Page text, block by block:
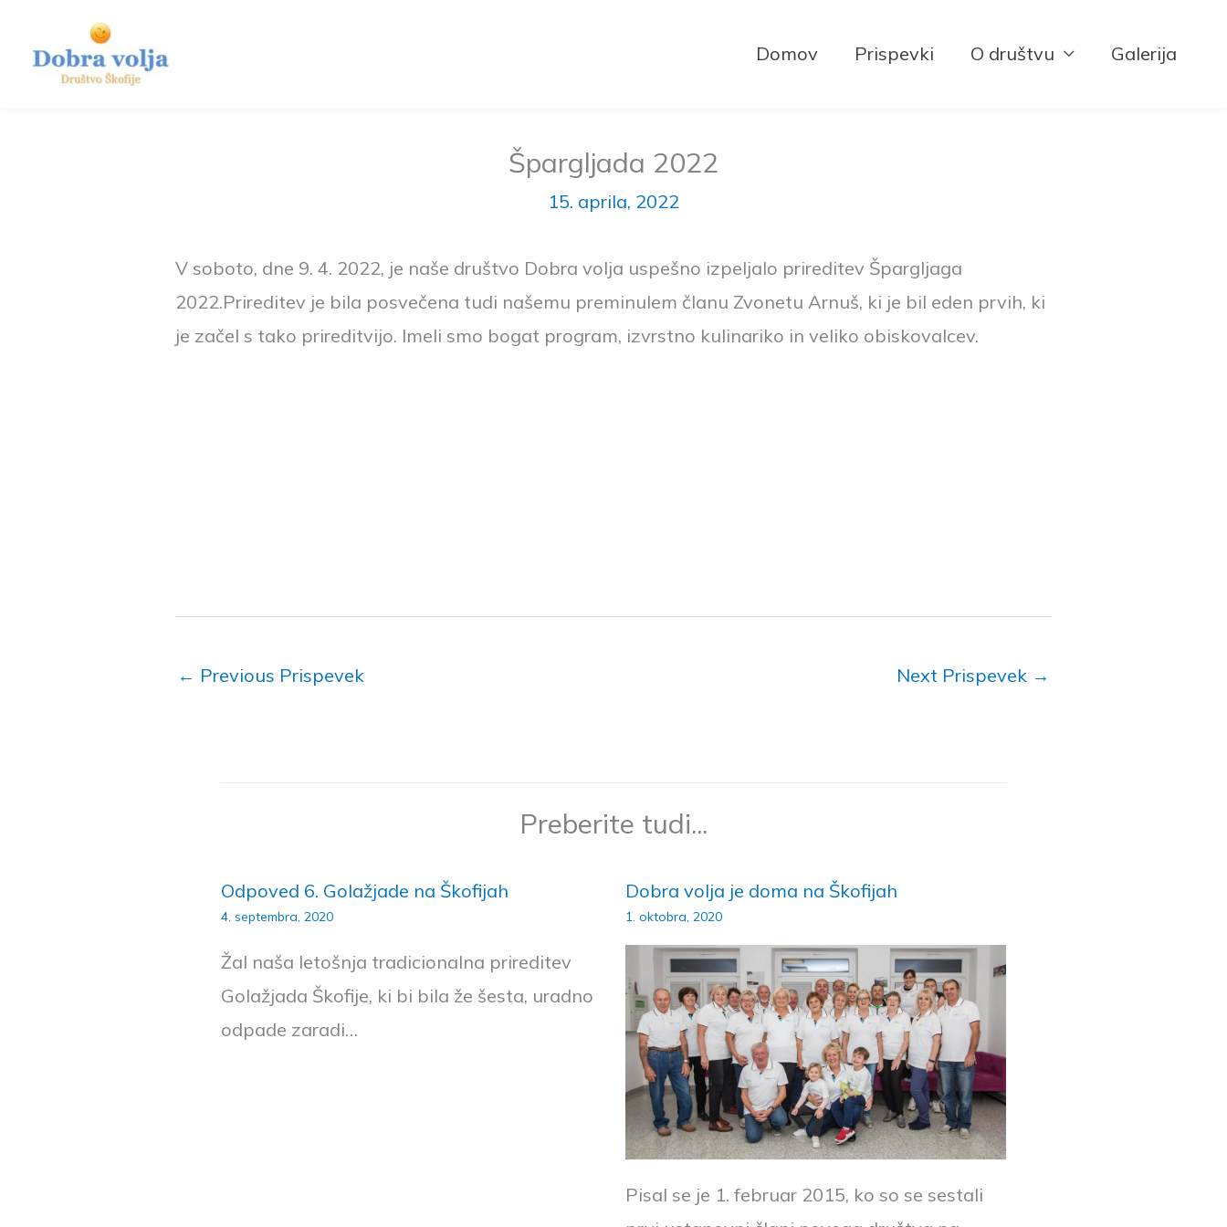
Domov Prispevki O društvu Galerija
Špargljada 2022
15. aprila, 2022
V soboto, dne 9. 4. 2022, je naše društvo Dobra volja uspešno izpeljalo prireditev Špargljaga
2022.Prireditev je bila posvečena tudi našemu preminulem članu Zvonetu Arnuš, ki je bil eden prvih, ki
je začel s tako prireditvijo. Imeli smo bogat program, izvrstno kulinariko in veliko obiskovalcev.
← Previous Prispevek Next Prispevek →
Preberite tudi...
Odpoved 6. Golažjade na Škofijah
4. septembra, 2020
Žal naša letošnja tradicionalna prireditev
Golažjada Škofije, ki bi bila že šesta, uradno
odpade zaradi…
Dobra volja je doma na Škofijah
1. oktobra, 2020
Pisal se je 1. februar 2015, ko so se sestali